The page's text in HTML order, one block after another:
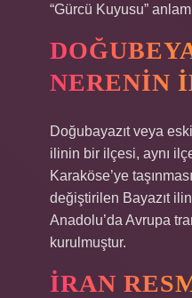
“Gürcü Kuyusu”
NERENIN
Doğubayazıt veya
ilinin bir ilçesi, aynı
Karaköse’ye
değiştirilen Bayazıt
Anadolu’da Avrupa
kurulmuştur.
İRAN